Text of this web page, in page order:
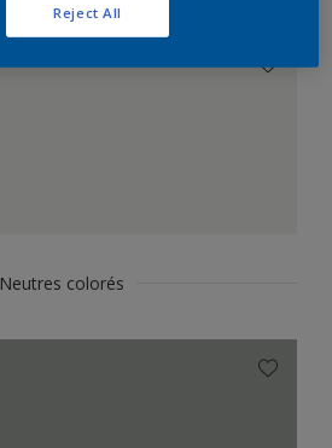
Neutres colorés
Reject All